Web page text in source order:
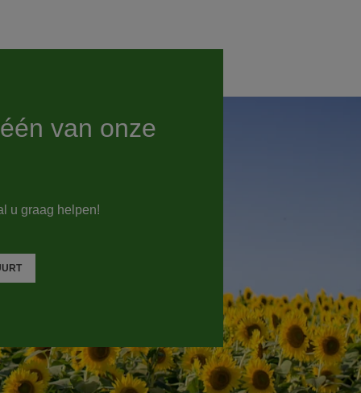
van onze
u graag helpen!